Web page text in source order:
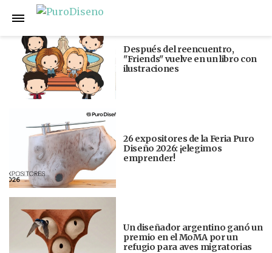
Anterior
Después del reencuentro,
"Friends" vuelve en un libro con
ilustraciones
26 expositores de la Feria Puro
Diseño 2026: ¡elegimos
emprender!
Un diseñador argentino ganó un
premio en el MoMA por un
refugio para aves migratorias
Siguiente